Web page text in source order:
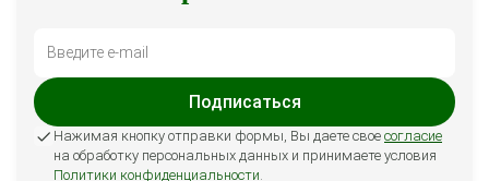
Подписаться
Нажимая кнопку отправки формы, Вы даете свое согласие
на обработку персональных данных и принимаете условия
Политики конфиденциальности.